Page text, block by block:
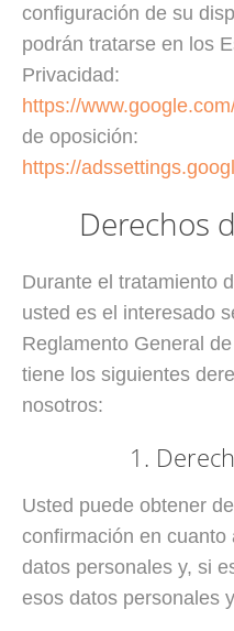
configuración de su
podrán tratarse en los
Privacidad:
https://
de oposición:
https://
Derechos
Durante el tratamiento
usted es el interesado
Reglamento General
tiene los siguientes
nosotros:
1.
Usted puede obtener
confirmación en
datos personales y, si
esos datos personales